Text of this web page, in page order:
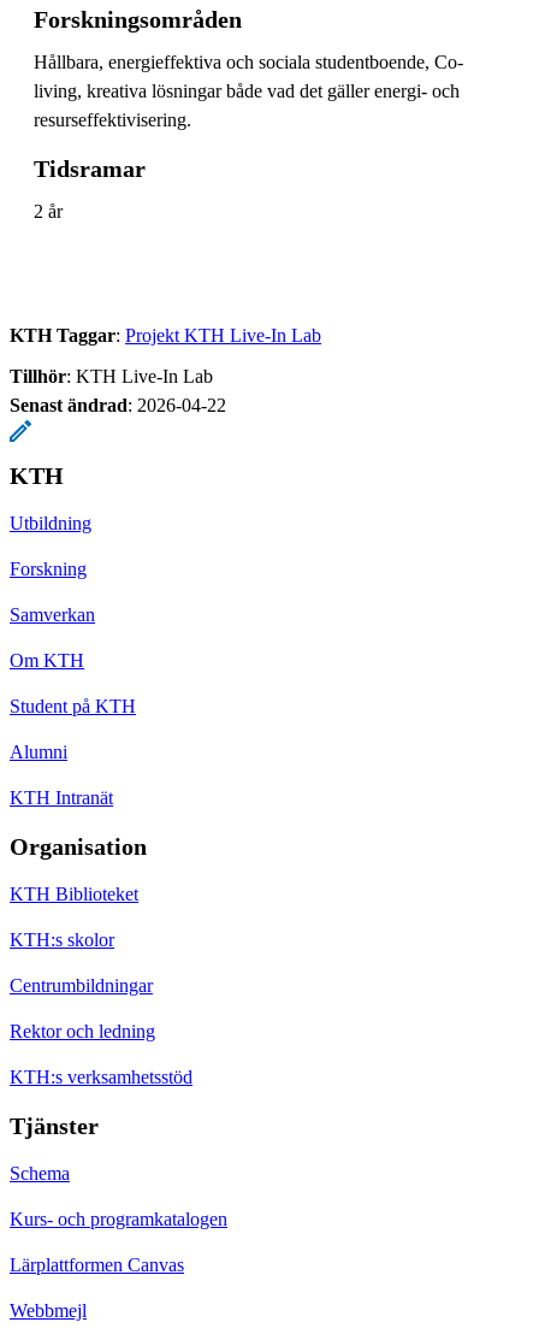
Forskningsområden
Hållbara, energieffektiva och sociala studentboende, Co-
living, kreativa lösningar både vad det gäller energi- och
resurseffektivisering.
Tidsramar
2 år
KTH Taggar: Projekt KTH Live-In Lab
Tillhör: KTH Live-In Lab
Senast ändrad: 2026-04-22
KTH
Utbildning
Forskning
Samverkan
Om KTH
Student på KTH
Alumni
KTH Intranät
Organisation
KTH Biblioteket
KTH:s skolor
Centrumbildningar
Rektor och ledning
KTH:s verksamhetsstöd
Tjänster
Schema
Kurs- och programkatalogen
Lärplattformen Canvas
Webbmejl